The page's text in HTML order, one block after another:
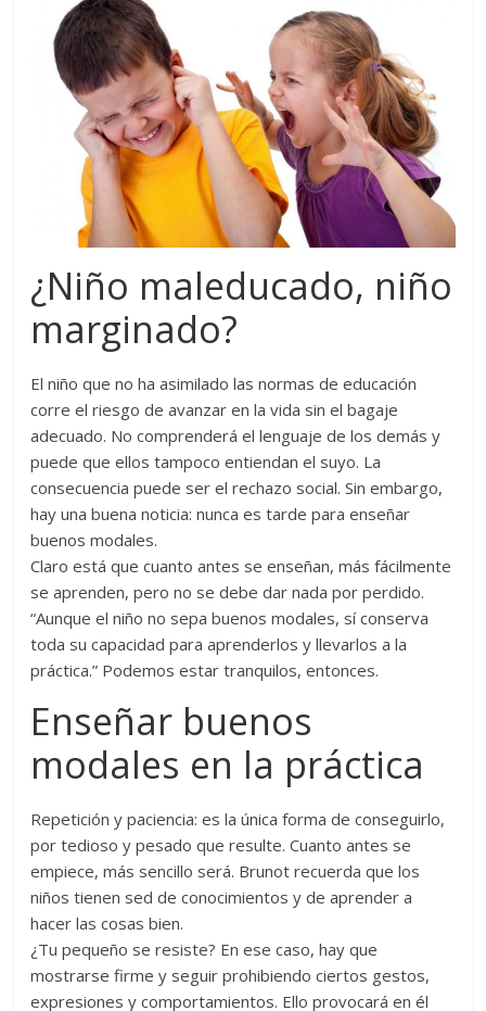
¿Niño maleducado, niño
marginado?
El niño que no ha asimilado las normas de educación
corre el riesgo de avanzar en la vida sin el bagaje
adecuado. No comprenderá el lenguaje de los demás y
puede que ellos tampoco entiendan el suyo. La
consecuencia puede ser el rechazo social. Sin embargo,
hay una buena noticia: nunca es tarde para enseñar
buenos modales.
Claro está que cuanto antes se enseñan, más fácilmente
se aprenden, pero no se debe dar nada por perdido.
“Aunque el niño no sepa buenos modales, sí conserva
toda su capacidad para aprenderlos y llevarlos a la
práctica.” Podemos estar tranquilos, entonces.
Enseñar buenos
modales en la práctica
Repetición y paciencia: es la única forma de conseguirlo,
por tedioso y pesado que resulte. Cuanto antes se
empiece, más sencillo será. Brunot recuerda que los
niños tienen sed de conocimientos y de aprender a
hacer las cosas bien.
¿Tu pequeño se resiste? En ese caso, hay que
mostrarse firme y seguir prohibiendo ciertos gestos,
expresiones y comportamientos. Ello provocará en él